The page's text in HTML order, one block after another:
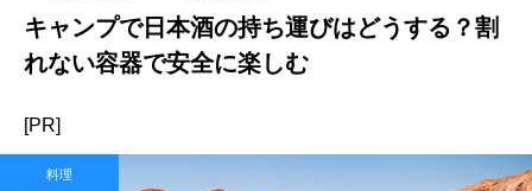
キャンプで日本酒の持ち運びはどうする？割
れない容器で安全に楽しむ
[PR]
料理